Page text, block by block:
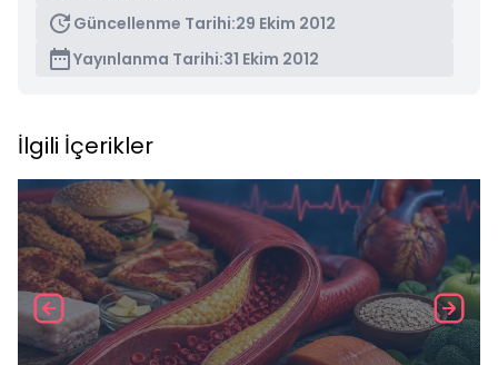
Güncellenme Tarihi:29 Ekim 2012
Yayınlanma Tarihi:31 Ekim 2012
İlgili İçerikler